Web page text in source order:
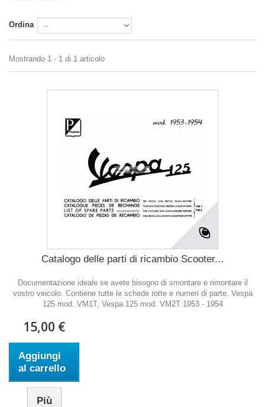
Ordina
Mostrando 1 - 1 di 1 articolo
Catalogo delle parti di ricambio Scooter...
Documentazione ideale se avete bisogno di smontare e rimontare il
vostro veicolo. Contiene tutte le schede rotte e numeri di parte. Vespa
125 mod. VM1T, Vespa 125 mod. VM2T 1953 - 1954
15,00 €
Aggiungi
al carrello
Più